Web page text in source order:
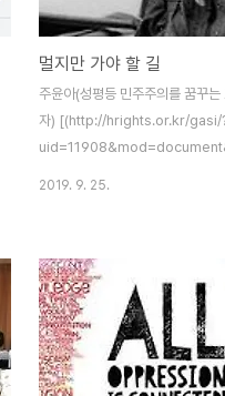
명의 활동가들이 같이 있던 단톡
자연대 간부가 공개적으로 ‘거짓
하고 있다’고 나를 매도하는데도 그
면서 나를 방어해주는 목소리가 없
이다. 또 마찬가지로 수백명의 활동
이 있던 단톡방에서 내가 노..
멀지만 가야 할 길
주윤아(성평등 민주주의를 꿈꾸는
자) [(http://hrights.or.kr/gasi/
보는 동안 아주 인상적인 부분이
레이터가 여성 운동이나 위인에
해 주거나 관련 내용이 대체로 전
는 점이었다. 애틀랜타 히스토리
지역 출신의 여성 활동가나 여성
2019. 9. 25.